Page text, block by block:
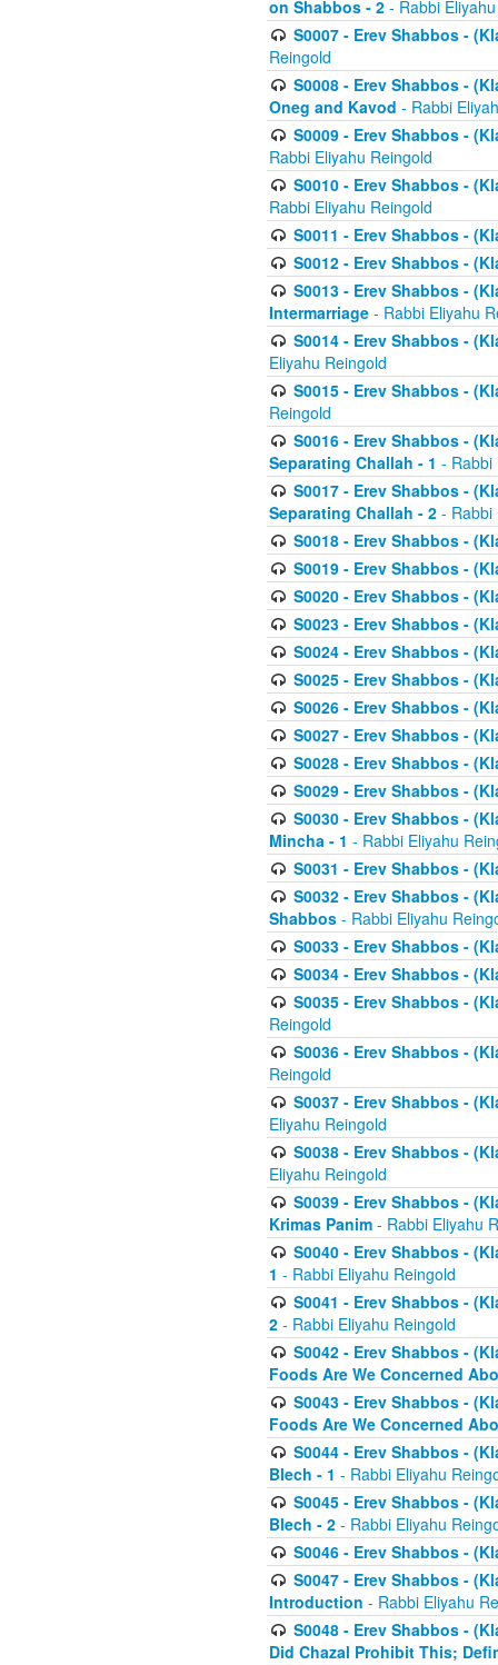
on Shabbos - 2 - Rabbi
S0007 - Erev Shabbos -
Reingold
S0008 - Erev Shabbos -
Oneg and Kavod - Rabbi
S0009 - Erev Shabbos -
Rabbi Eliyahu Reingold
S0010 - Erev Shabbos -
Rabbi Eliyahu Reingold
S0011 - Erev Shabbos -
S0012 - Erev Shabbos -
S0013 - Erev Shabbos -
Intermarriage - Rabbi Eliyahu
S0014 - Erev Shabbos -
Eliyahu Reingold
S0015 - Erev Shabbos -
Reingold
S0016 - Erev Shabbos -
Separating Challah - 1 - Rabbi
S0017 - Erev Shabbos -
Separating Challah - 2 - Rabbi
S0018 - Erev Shabbos -
S0019 - Erev Shabbos -
S0020 - Erev Shabbos -
S0023 - Erev Shabbos -
S0024 - Erev Shabbos -
S0025 - Erev Shabbos -
S0026 - Erev Shabbos -
S0027 - Erev Shabbos -
S0028 - Erev Shabbos -
S0029 - Erev Shabbos -
S0030 - Erev Shabbos -
Mincha - 1 - Rabbi Eliyahu
S0031 - Erev Shabbos -
S0032 - Erev Shabbos -
Shabbos - Rabbi Eliyahu
S0033 - Erev Shabbos -
S0034 - Erev Shabbos -
S0035 - Erev Shabbos -
Reingold
S0036 - Erev Shabbos -
Reingold
S0037 - Erev Shabbos -
Eliyahu Reingold
S0038 - Erev Shabbos -
Eliyahu Reingold
S0039 - Erev Shabbos -
Krimas Panim - Rabbi Eliyahu
S0040 - Erev Shabbos -
1 - Rabbi Eliyahu Reingold
S0041 - Erev Shabbos -
2 - Rabbi Eliyahu Reingold
S0042 - Erev Shabbos -
Foods Are We Concerned
S0043 - Erev Shabbos -
Foods Are We Concerned
S0044 - Erev Shabbos -
Blech - 1 - Rabbi Eliyahu
S0045 - Erev Shabbos -
Blech - 2 - Rabbi Eliyahu
S0046 - Erev Shabbos -
S0047 - Erev Shabbos -
Introduction - Rabbi Eliyahu
S0048 - Erev Shabbos -
Did Chazal Prohibit This;